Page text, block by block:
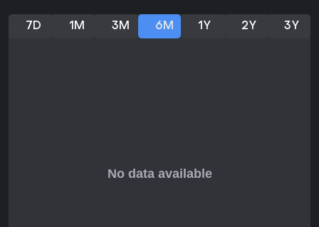
7D 1M 3M 6M 1Y 2Y 3Y